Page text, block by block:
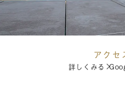
アクセ
詳しくみる